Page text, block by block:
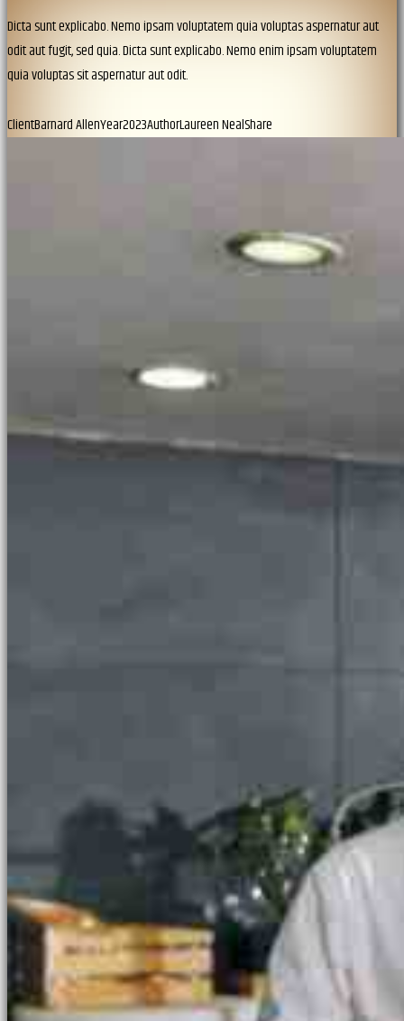
Dicta sunt explicabo. Nemo ipsam voluptatem quia voluptas aspernatur aut
odit aut fugit, sed quia. Dicta sunt explicabo. Nemo enim ipsam voluptatem
quia voluptas sit aspernatur aut odit.
ClientBarnard AllenYear2023AuthorLaureen NealShare